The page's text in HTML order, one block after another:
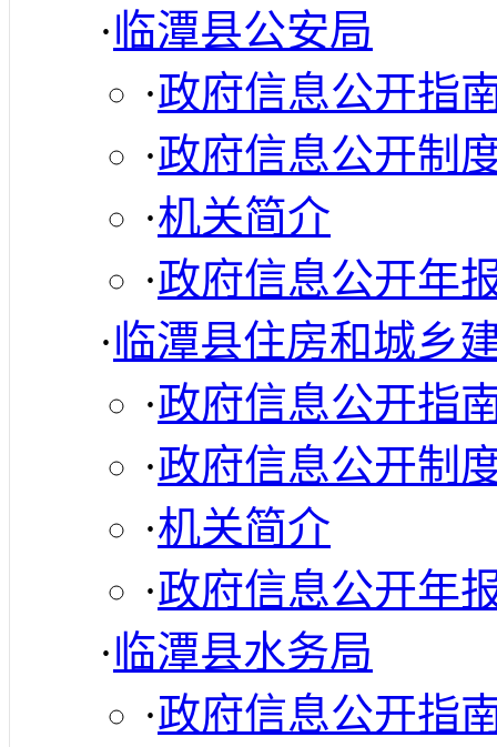
·临潭县公安局
·政府信息公开指
·政府信息公开制
·机关简介
·政府信息公开年
·临潭县住房和城乡
·政府信息公开指
·政府信息公开制
·机关简介
·政府信息公开年
·临潭县水务局
·政府信息公开指